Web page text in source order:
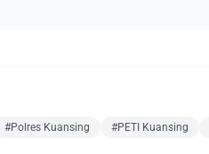
#Polres Kuansing #PETI Kuansing